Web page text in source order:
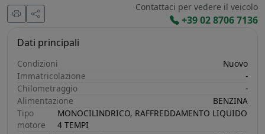
Contattaci per vedere il veicolo
+39 02 8706 7136
Dati principali
Condizioni
Nuovo
Immatricolazione
-
Chilometraggio
-
Alimentazione
BENZINA
Tipo
motore
MONOCILINDRICO, RAFFREDDAMENTO LIQUIDO
4 TEMPI